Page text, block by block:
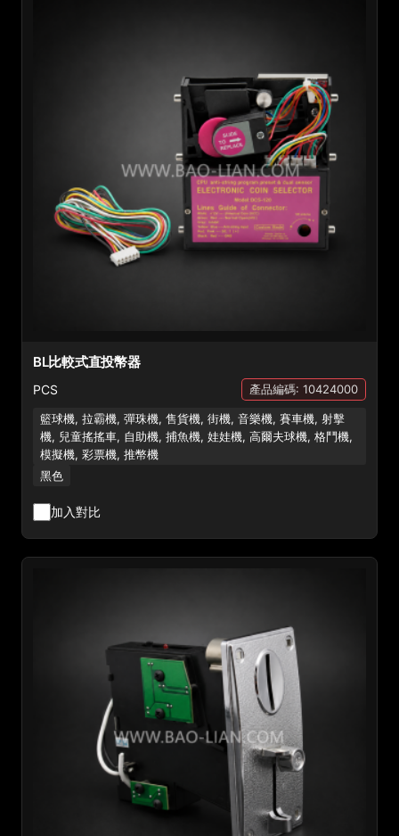
BL比較式直投幣器
PCS 產品編碼: 10424000
籃球機, 拉霸機, 彈珠機, 售貨機, 街機, 音樂機, 賽車機, 射擊
機, 兒童搖搖車, 自助機, 捕魚機, 娃娃機, 高爾夫球機, 格鬥機,
模擬機, 彩票機, 推幣機
黑色
加入對比